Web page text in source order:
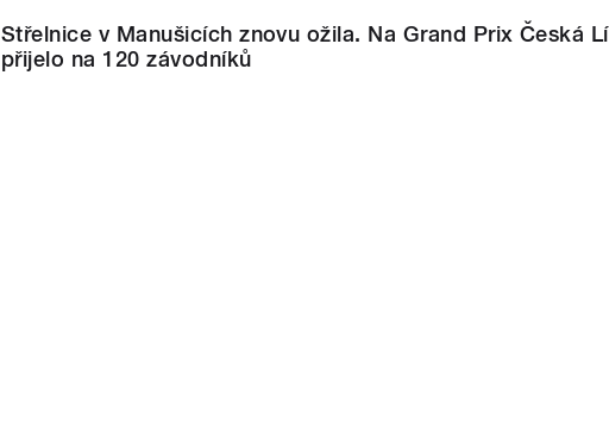
Střelnice v Manušicích znovu ožila. Na Grand Prix Česká
přijelo na 120 závodníků